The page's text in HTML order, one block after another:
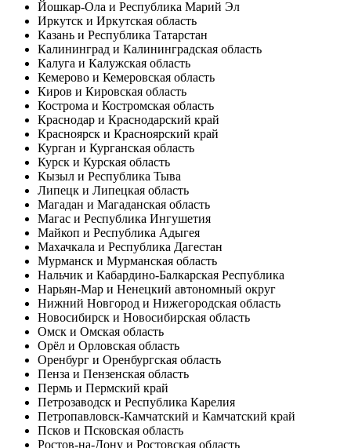
Йошкар-Ола и Республика Марий Эл
Иркутск и Иркутская область
Казань и Республика Татарстан
Калининград и Калининградская область
Калуга и Калужская область
Кемерово и Кемеровская область
Киров и Кировская область
Кострома и Костромская область
Краснодар и Краснодарский край
Красноярск и Красноярский край
Курган и Курганская область
Курск и Курская область
Кызыл и Республика Тыва
Липецк и Липецкая область
Магадан и Магаданская область
Магас и Республика Ингушетия
Майкоп и Республика Адыгея
Махачкала и Республика Дагестан
Мурманск и Мурманская область
Нальчик и Кабардино-Балкарская Республика
Нарьян-Мар и Ненецкий автономный округ
Нижний Новгород и Нижегородская область
Новосибирск и Новосибирская область
Омск и Омская область
Орёл и Орловская область
Оренбург и Оренбургская область
Пенза и Пензенская область
Пермь и Пермский край
Петрозаводск и Республика Карелия
Петропавловск-Камчатский и Камчатский край
Псков и Псковская область
Ростов-на-Дону и Ростовская область